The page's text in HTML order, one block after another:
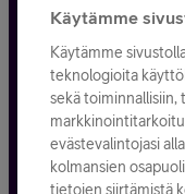
Tietosuoja ja -
Tilauksen
Käyttöehdot
Evästeiden käyttö
Käytämme
Käytämme
teknologioita
sekä toiminnallisiin,
evästevalintojasi
kolmansien
tietojen siirtämistä